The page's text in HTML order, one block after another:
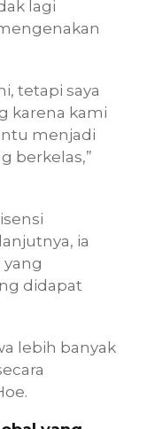
lagi
tetapi saya
karena kami
menjadi
berkelas,”
ia
didapat
lebih banyak